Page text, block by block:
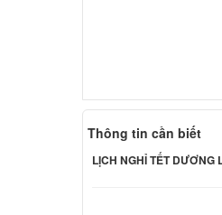
Thông tin cần biết
LỊCH NGHỈ TẾT DƯƠNG